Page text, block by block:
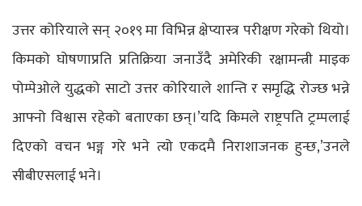
उत्तर कोरियाले सन् २०१९ मा विभिन्न क्षेप्यास्त्र परीक्षण गरेको थियो।
किमको घोषणाप्रति प्रतिक्रिया जनाउँदै अमेरिकी रक्षामन्त्री माइक
पोम्पेओले युद्धको साटो उत्तर कोरियाले शान्ति र समृद्धि रोज्छ भन्ने
आफ्नो विश्वास रहेको बताएका छन्।’यदि किमले राष्ट्रपति ट्रम्पलाई
दिएको वचन भङ्ग गरे भने त्यो एकदमै निराशाजनक हुन्छ,’उनले
सीबीएसलाई भने।